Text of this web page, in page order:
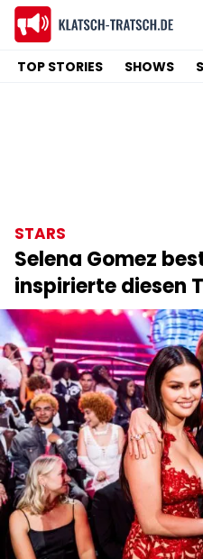
TOP STORIES SHOWS
STARS
Selena Gomez
inspirierte diesen